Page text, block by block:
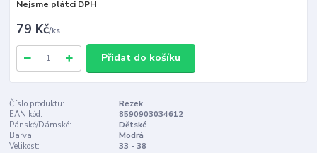
Nejsme plátci DPH
79 Kč/ks
Přidat do košíku
Číslo produktu:
Rezek
EAN kód:
8590903034612
Pánské/Dámské:
Dětské
Barva:
Modrá
Velikost:
33 - 38